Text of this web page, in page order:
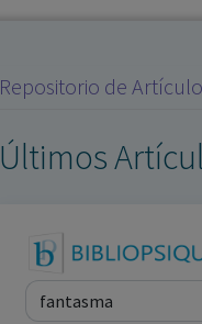
Repositorio de
Últimos